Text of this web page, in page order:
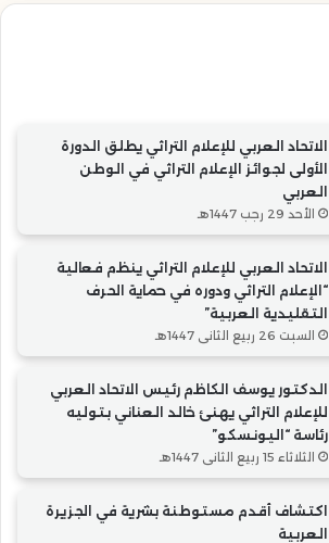
الاتحاد العربي للإعلام التراثي يطلق الدورة
الأولى لجوائز الإعلام التراثي في الوطن
العربي
الأحد 29 رجب 1447هـ
الاتحاد العربي للإعلام التراثي ينظم فعالية
“الإعلام التراثي ودوره في حماية الحرف
التقليدية العربية”
السبت 26 ربيع الثاني 1447هـ
الدكتور يوسف الكاظم رئيس الاتحاد العربي
للإعلام التراثي يهنئ خالد العناني بتوليه
رئاسة “اليونسكو”
الثلاثاء 15 ربيع الثاني 1447هـ
اكتشاف أقدم مستوطنة بشرية في الجزيرة
العربية